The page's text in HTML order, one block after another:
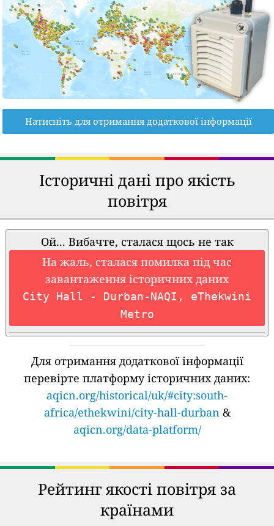
Натисніть для отримання додаткової інформації
Історичні дані про якість
повітря
Ой... Вибачте, сталася щось не так
На жаль, сталася помилка під час
завантаження історичних даних
City Hall - Durban-NAQI, eThekwini
Metro
Для отримання додаткової інформації
перевірте платформу історичних даних:
aqicn.org/historical/uk/#city:south-
africa/ethekwini/city-hall-durban &
aqicn.org/data-platform/
Рейтинг якості повітря за
країнами